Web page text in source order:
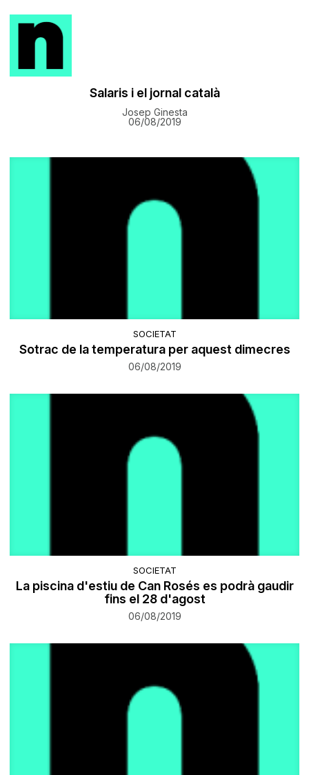
​Salaris i el jornal català
Josep Ginesta
06/08/2019
SOCIETAT
Sotrac de la temperatura per aquest dimecres
06/08/2019
SOCIETAT
La piscina d'estiu de Can Rosés es podrà gaudir
fins el 28 d'agost
06/08/2019